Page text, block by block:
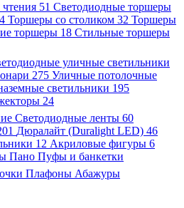
51 Светодиодные торшеры
4 Торшеры со столиком 32 Торшеры
торшеры 18 Стильные торшеры
уличные светильники
275 Уличные потолочные
светильники 195
24
Светодиодные ленты 60
Дюралайт (Duralight LED) 46
12 Акриловые фигуры 6
Пано Пуфы и банкетки
Плафоны Абажуры